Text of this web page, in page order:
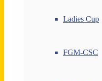
Ladies Cup
FGM-CSC